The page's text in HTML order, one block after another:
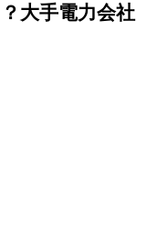
大手電力会社